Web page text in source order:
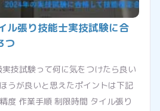
ル張り技能士実技試験に合
つ
実技試験って何に気をつけたら良い
うが良いと思えたポイントは下記
度 作業手順 制限時間 タイル張り